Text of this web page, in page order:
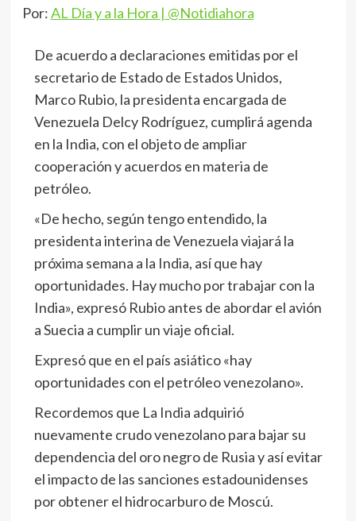
Por:AL Día y a la Hora | @Notidiahora
De acuerdo a declaraciones emitidas por el
secretario de Estado de Estados Unidos,
Marco Rubio, la presidenta encargada de
Venezuela Delcy Rodríguez, cumplirá agenda
en la India, con el objeto de ampliar
cooperación y acuerdos en materia de
petróleo.
«De hecho, según tengo entendido, la
presidenta interina de Venezuela viajará la
próxima semana a la India, así que hay
oportunidades. Hay mucho por trabajar con la
India», expresó Rubio antes de abordar el avión
a Suecia a cumplir un viaje oficial.
Expresó que en el país asiático «hay
oportunidades con el petróleo venezolano».
Recordemos que La India adquirió
nuevamente crudo venezolano para bajar su
dependencia del oro negro de Rusia y así evitar
el impacto de las sanciones estadounidenses
por obtener el hidrocarburo de Moscú.